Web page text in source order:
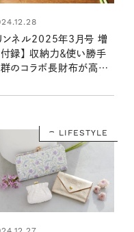
リンネル2025年3月号 増
録】 収納力＆使い勝手
のコラボ長財布が高級
年3月号増刊）
LIFESTYLE